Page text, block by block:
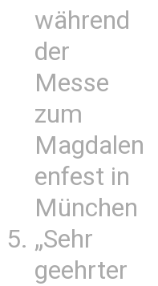
während
der
Messe
zum
Magdalen
enfest in
München
„Sehr
geehrter